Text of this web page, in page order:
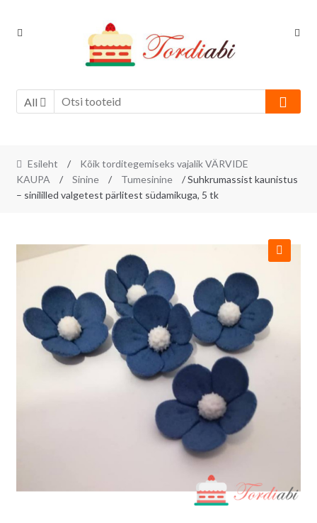
Skip
Skip
All
Esileht /
Kõik torditegemiseks vajalik VÄRVIDE
KAUPA
/ Sinine / Tumesinine
/ Suhkrumassist kaunistus
– sinililled valgetest pärlitest südamikuga, 5 tk